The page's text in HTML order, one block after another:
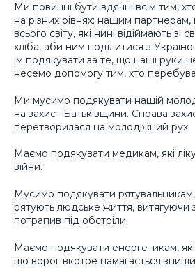
Ми повинні бути вдячні всім тим,
на різних рівнях: нашим
всього світу, які нині відіймають зі
хліба, аби ним поділитися з
їм подякувати за те, що наші руки
несемо допомогу тим, хто
Ми мусимо подякувати нашій
на захист Батьківщини. Справа
перетворилася на молодіжний рух.
Маємо подякувати медикам, які
війни.
Мусимо подякувати
рятують людське життя, витягуючи
потрапив під обстріли.
Маємо подякувати енергетикам,
що ворог вкотре намагається